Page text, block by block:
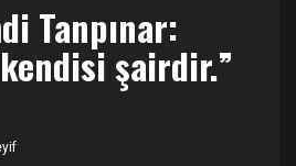
Tanpınar:
şairdir.”